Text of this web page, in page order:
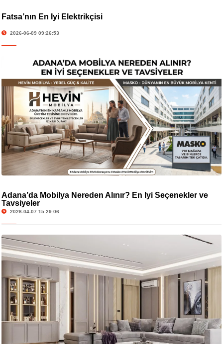
Fatsa’nın En İyi Elektrikçisi
2026-06-09 09:26:53
Adana’da Mobilya Nereden Alınır? En İyi Seçenekler ve
Tavsiyeler
2026-04-07 15:29:06